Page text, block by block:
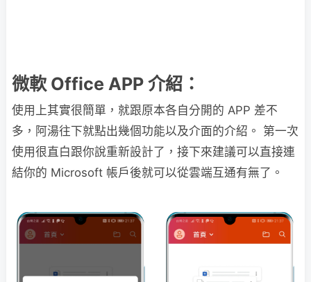
微軟 Office APP 介紹：
使用上其實很簡單，就跟原本各自分開的 APP 差不
多，阿湯往下就點出幾個功能以及介面的介紹。 第一次
使用很直白跟你說重新設計了，接下來建議可以直接連
結你的 Microsoft 帳戶後就可以從雲端互通有無了。